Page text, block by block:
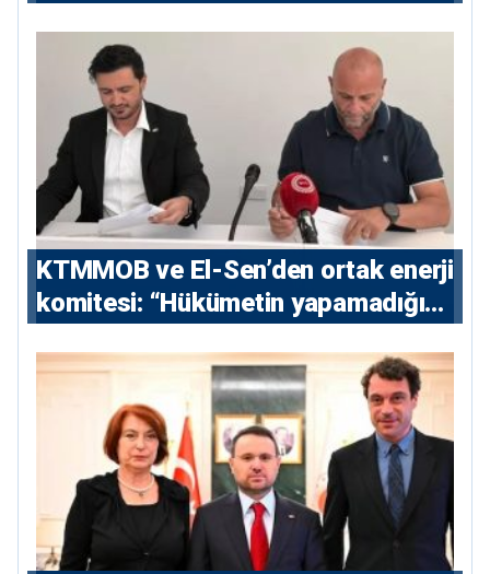
KTMMOB ve El-Sen’den ortak enerji
komitesi: “Hükümetin yapamadığını